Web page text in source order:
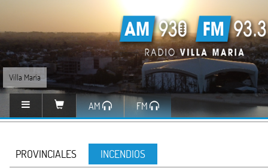
Villa María
AM FM
PROVINCIALES INCENDIOS